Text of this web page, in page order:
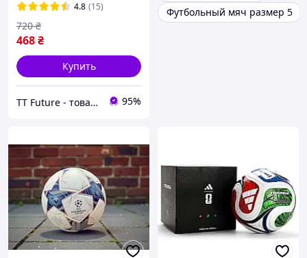
4.8 (15)
468₴
720 ₴
Купить
TT Future - товары для настольного тенниса 95%
Футбольный мяч размер 5